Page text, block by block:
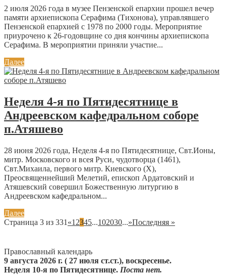
2 июля 2026 года в музее Пензенской епархии прошел вечер
памяти архиепископа Серафима (Тихонова), управлявшего
Пензенской епархией с 1978 по 2000 годы. Мероприятие
приурочено к 26-годовщине со дня кончины архиепископа
Серафима. В мероприятии приняли участие...
Далее
Неделя 4-я по Пятидесятнице в
Андреевском кафедральном соборе
п.Атяшево
28 июня 2026 года, Неделя 4-я по Пятидесятнице, Свт.Ионы,
митр. Московского и всея Руси, чудотворца (1461),
Свт.Михаила, первого митр. Киевского (X),
Преосвященнейший Мелетий, епископ Ардатовский и
Атяшевский совершил Божественную литургию в
Андреевском кафедральном...
Далее
Страница 3 из 331 «1 2345...102030...»Последняя »
Православный календарь
9 августа 2026 г. ( 27 июля ст.ст.), воскресенье.
Неделя 10-я по Пятидесятнице. Поста нет.